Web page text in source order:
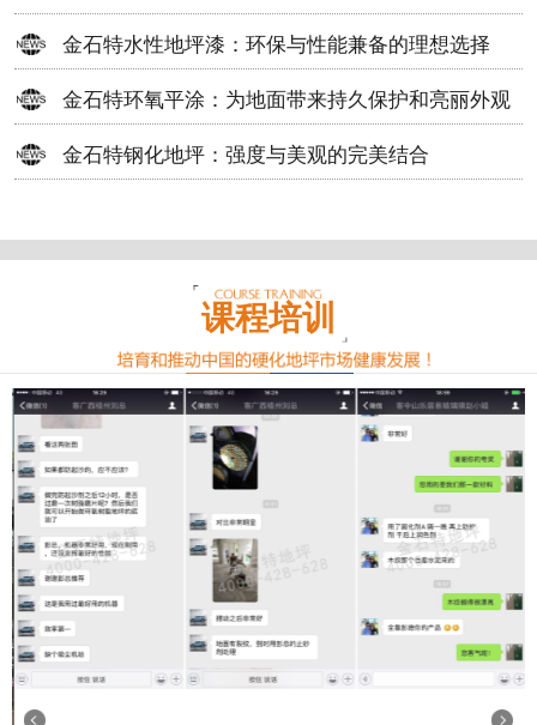
金石特水性地坪漆：环保与性能兼备的理想选择
金石特环氧平涂：为地面带来持久保护和亮丽外观
金石特钢化地坪：强度与美观的完美结合
课程培训